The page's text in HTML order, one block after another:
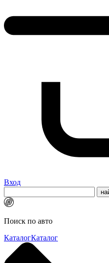
Вход
Поиск по авто
КаталогКаталог